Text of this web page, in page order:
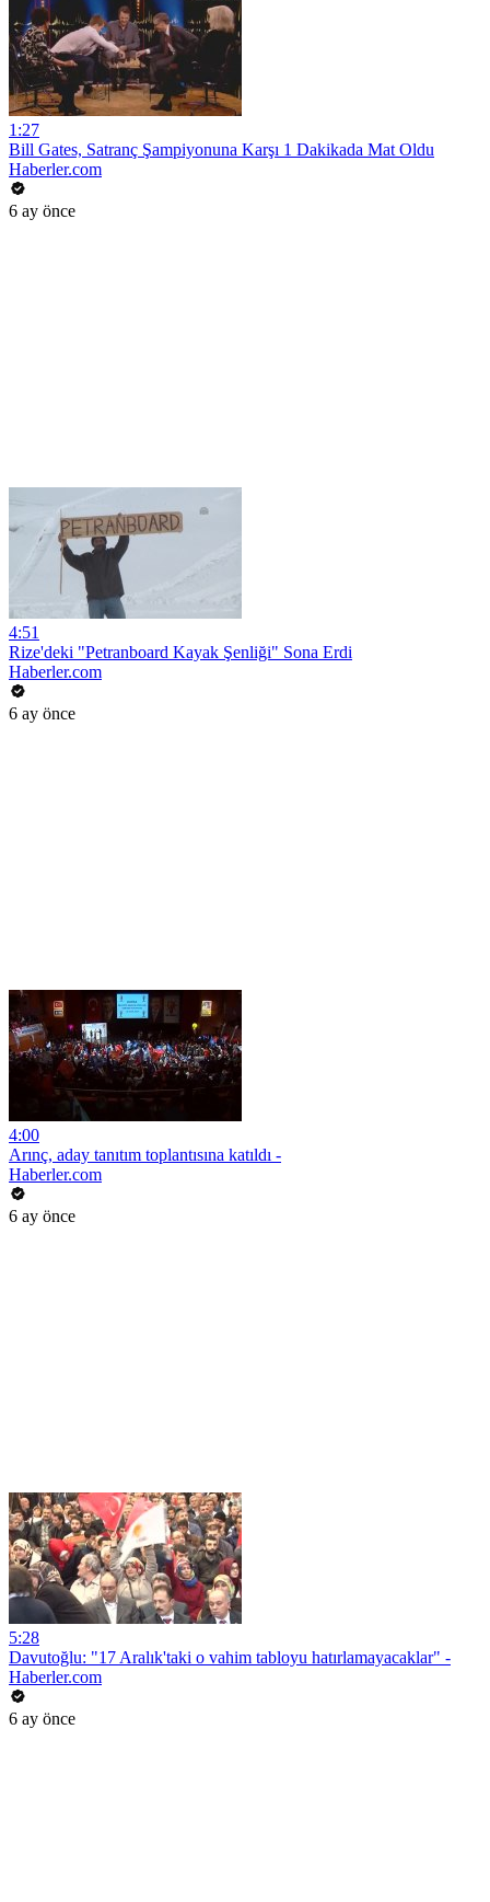
1:27
Bill Gates, Satranç Şampiyonuna Karşı 1 Dakikada Mat Oldu
Haberler.com
6 ay önce
4:51
Rize'deki "Petranboard Kayak Şenliği" Sona Erdi
Haberler.com
6 ay önce
4:00
Arınç, aday tanıtım toplantısına katıldı -
Haberler.com
6 ay önce
5:28
Davutoğlu: "17 Aralık'taki o vahim tabloyu hatırlamayacaklar" -
Haberler.com
6 ay önce